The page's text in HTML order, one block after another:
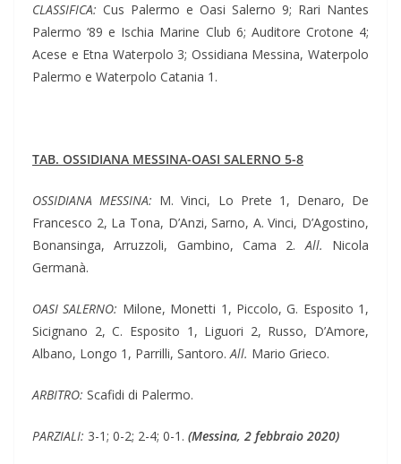
CLASSIFICA: Cus Palermo e Oasi Salerno 9; Rari Nantes
Palermo ‘89 e Ischia Marine Club 6; Auditore Crotone 4;
Acese e Etna Waterpolo 3; Ossidiana Messina, Waterpolo
Palermo e Waterpolo Catania 1.
TAB. OSSIDIANA MESSINA-OASI SALERNO 5-8
OSSIDIANA MESSINA: M. Vinci, Lo Prete 1, Denaro, De
Francesco 2, La Tona, D’Anzi, Sarno, A. Vinci, D’Agostino,
Bonansinga, Arruzzoli, Gambino, Cama 2.All. Nicola
Germanà.
OASI SALERNO: Milone, Monetti 1, Piccolo, G. Esposito 1,
Sicignano 2, C. Esposito 1, Liguori 2, Russo, D’Amore,
Albano, Longo 1, Parrilli, Santoro.All. Mario Grieco.
ARBITRO: Scafidi di Palermo.
PARZIALI: 3-1; 0-2; 2-4; 0-1. (Messina, 2 febbraio 2020)